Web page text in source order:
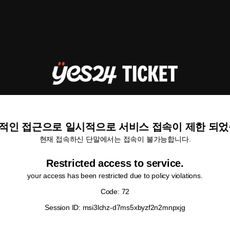
인 접근으로 일시적으로 서비스 접속이 제한 되
현재 접속하신 단말에서는 접속이 불가능합니다.
Restricted access to service.
your access has been restricted due to policy violations.
Code: 72
Session ID: msi3lchz-d7ms5xbyzf2n2mnpxjg